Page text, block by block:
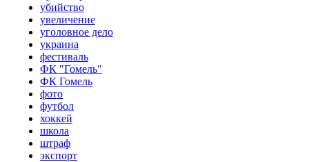
убийство
увеличение
уголовное дело
украина
фестиваль
ФК "Гомель"
ФК Гомель
фото
футбол
хоккей
школа
штраф
экспорт